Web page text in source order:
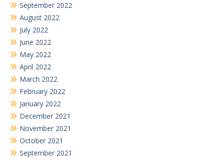
September 2022
August 2022
July 2022
June 2022
May 2022
April 2022
March 2022
February 2022
January 2022
December 2021
November 2021
October 2021
September 2021